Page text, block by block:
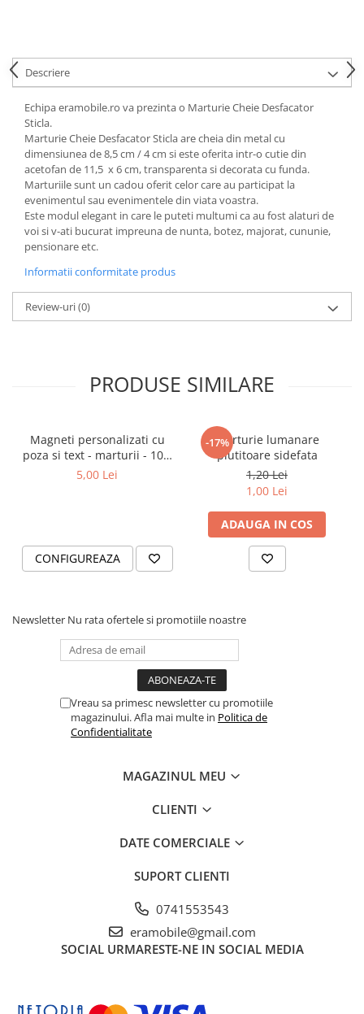
Descriere
Echipa eramobile.ro va prezinta o Marturie Cheie Desfacator
Sticla.
Marturie Cheie Desfacator Sticla are cheia din metal cu
dimensiunea de 8,5 cm / 4 cm si este oferita intr-o cutie din
acetofan de 11,5 x 6 cm, transparenta si decorata cu funda.
Marturiile sunt un cadou oferit celor care au participat la
evenimentul sau evenimentele din viata voastra.
Este modul elegant in care le puteti multumi ca au fost alaturi de
voi si v-ati bucurat impreuna de nunta, botez, majorat, cununie,
pensionare etc.
Informatii conformitate produs
Review-uri(0)
PRODUSE SIMILARE
Magneti personalizati cu
poza si text - marturii - 10 x
7 mm
5,00 Lei
CONFIGUREAZA
-17%
Marturie lumanare
plutitoare sidefata
1,20 Lei
1,00 Lei
ADAUGA IN COS
Newsletter Nu rata ofertele si promotiile noastre
Vreau sa primesc newsletter cu promotiile
magazinului. Afla mai multe in Politica de
Confidentialitate
MAGAZINUL MEU
CLIENTI
DATE COMERCIALE
SUPORT CLIENTI
0741553543
eramobile@gmail.com
SOCIAL URMARESTE-NE IN SOCIAL MEDIA